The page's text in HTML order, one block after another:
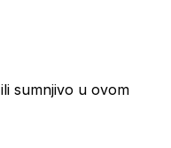
sumnjivo u ovom